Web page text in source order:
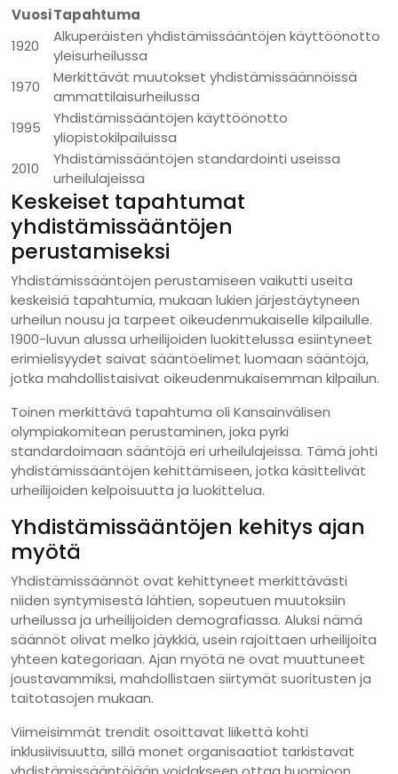
VuosiTapahtuma
1920
Alkuperäisten yhdistämissääntöjen käyttöönotto
yleisurheilussa
1970
Merkittävät muutokset yhdistämissäännöissä
ammattilaisurheilussa
1995
Yhdistämissääntöjen käyttöönotto
yliopistokilpailuissa
2010
Yhdistämissääntöjen standardointi useissa
urheilulajeissa
Keskeiset tapahtumat
yhdistämissääntöjen
perustamiseksi
Yhdistämissääntöjen perustamiseen vaikutti useita
keskeisiä tapahtumia, mukaan lukien järjestäytyneen
urheilun nousu ja tarpeet oikeudenmukaiselle kilpailulle.
1900-luvun alussa urheilijoiden luokittelussa esiintyneet
erimielisyydet saivat sääntöelimet luomaan sääntöjä,
jotka mahdollistaisivat oikeudenmukaisemman kilpailun.
Toinen merkittävä tapahtuma oli Kansainvälisen
olympiakomitean perustaminen, joka pyrki
standardoimaan sääntöjä eri urheilulajeissa. Tämä johti
yhdistämissääntöjen kehittämiseen, jotka käsittelivät
urheilijoiden kelpoisuutta ja luokittelua.
Yhdistämissääntöjen kehitys ajan
myötä
Yhdistämissäännöt ovat kehittyneet merkittävästi
niiden syntymisestä lähtien, sopeutuen muutoksiin
urheilussa ja urheilijoiden demografiassa. Aluksi nämä
säännöt olivat melko jäykkiä, usein rajoittaen urheilijoita
yhteen kategoriaan. Ajan myötä ne ovat muuttuneet
joustavammiksi, mahdollistaen siirtymät suoritusten ja
taitotasojen mukaan.
Viimeisimmät trendit osoittavat liikettä kohti
inklusiivisuutta, sillä monet organisaatiot tarkistavat